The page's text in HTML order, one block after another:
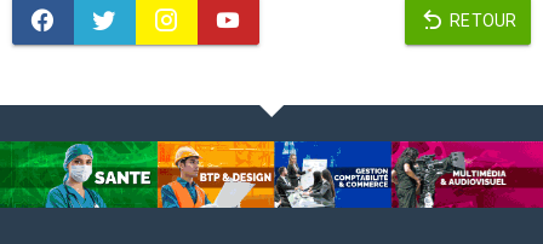
RETOUR